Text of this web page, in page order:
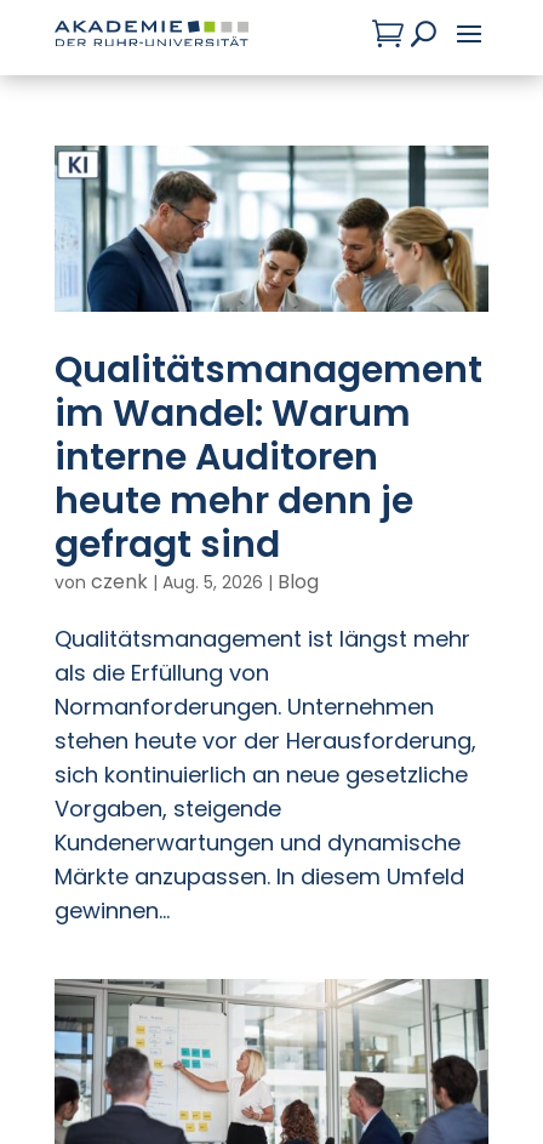
U

Qualitätsmanagement
im Wandel: Warum
interne Auditoren
heute mehr denn je
gefragt sind
von czenk| Aug. 5, 2026 | Blog
Qualitätsmanagement ist längst mehr
als die Erfüllung von
Normanforderungen. Unternehmen
stehen heute vor der Herausforderung,
sich kontinuierlich an neue gesetzliche
Vorgaben, steigende
Kundenerwartungen und dynamische
Märkte anzupassen. In diesem Umfeld
gewinnen...